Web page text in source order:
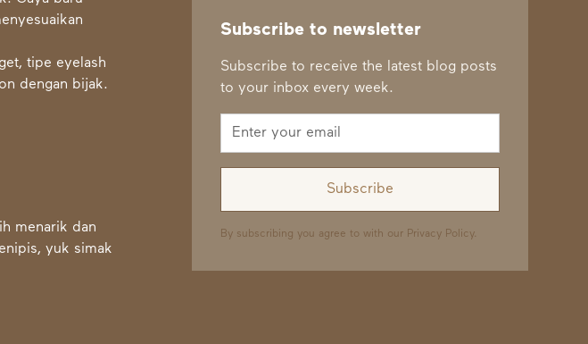
tipe eyelash
dengan bijak.
menarik dan
yuk simak
Subscribe to newsletter
Subscribe to receive the latest blog posts
to your inbox every week.
By subscribing you agree to with our Privacy Policy.